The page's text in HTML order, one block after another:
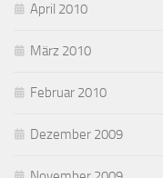
April 2010
März 2010
Februar 2010
Dezember 2009